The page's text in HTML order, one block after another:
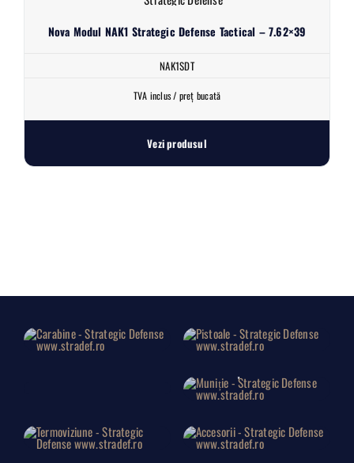
Nova Modul NAK1 Strategic Defense Tactical – 7.62×39
NAK1SDT
TVA inclus / preț bucată
Vezi produsul
Lise